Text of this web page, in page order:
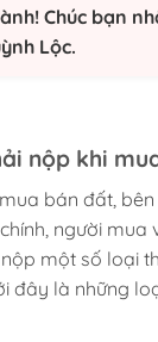
Chúc bạn
Lộc.
nộp khi
bán đất,
người mua
một số loại
đây là những